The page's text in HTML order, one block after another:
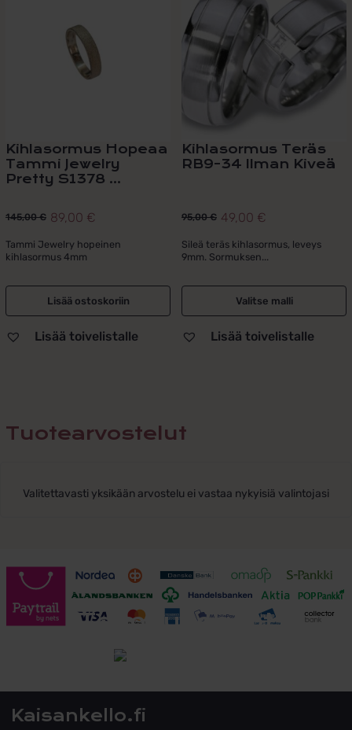
Kihlasormus Hopeaa
Tammi Jewelry
Pretty S1378 ...
145,00€
Alkuperäinen
hinta
oli:
145,00 €.
89,00 €
Nykyinen
hinta
on:
89,00 €.
Tammi Jewelry hopeinen
kihlasormus 4mm
Lisää ostoskoriin
Lisää toivelistalle
Kihlasormus Teräs
RB9-34 Ilman Kiveä
95,00€
Alkuperäinen
hinta
oli:
95,00 €.
49,00 €
Nykyinen
hinta
on:
49,00 €.
Sileä teräs kihlasormus, leveys
9mm. Sormuksen...
Valitse malli
useampi
muunnelma.
Voit
tehdä
valinnat
tuotteen
Lisää toivelistalle
Tuotearvostelut
Valitettavasti yksikään arvostelu ei vastaa nykyisiä valintojasi
Toimitusehdot
Kaisankello.fi